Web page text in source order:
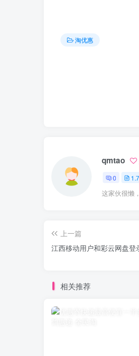
淘优惠
qmtao
0
这家伙很懒
上一篇
江西移动用户和彩云网盘
相关推荐